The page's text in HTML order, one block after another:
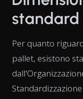
standard
Per quanto
pallet, esistono